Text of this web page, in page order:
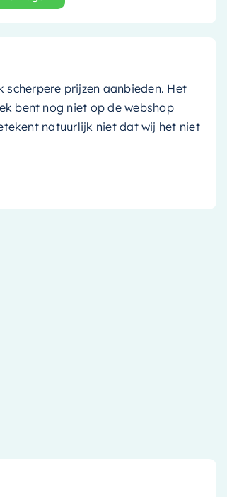
- smag (jade groen)/ smag
scherpere prijzen aanbieden. Het
bent nog niet op de webshop
natuurlijk niet dat wij het niet